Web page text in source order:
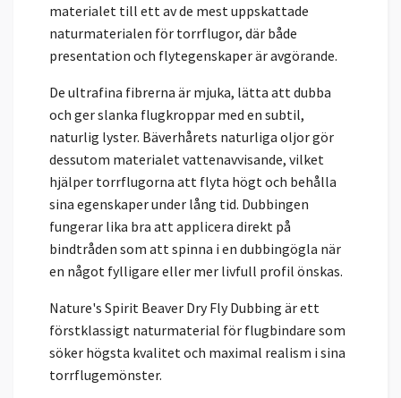
materialet till ett av de mest uppskattade
naturmaterialen för torrflugor, där både
presentation och flytegenskaper är avgörande.
De ultrafina fibrerna är mjuka, lätta att dubba
och ger slanka flugkroppar med en subtil,
naturlig lyster. Bäverhårets naturliga oljor gör
dessutom materialet vattenavvisande, vilket
hjälper torrflugorna att flyta högt och behålla
sina egenskaper under lång tid. Dubbingen
fungerar lika bra att applicera direkt på
bindtråden som att spinna i en dubbingögla när
en något fylligare eller mer livfull profil önskas.
Nature's Spirit Beaver Dry Fly Dubbing är ett
förstklassigt naturmaterial för flugbindare som
söker högsta kvalitet och maximal realism i sina
torrflugemönster.